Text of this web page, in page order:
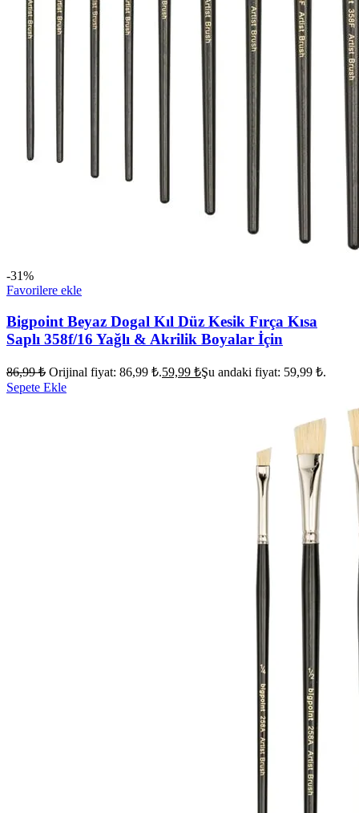
-31%
Favorilere ekle
Bigpoint Beyaz Dogal Kıl Düz Kesik Fırça Kısa
Saplı 358f/16 Yağlı & Akrilik Boyalar İçin
86,99₺ Orijinal fiyat: 86,99 ₺.59,99 ₺Şu andaki fiyat: 59,99 ₺.
Sepete Ekle